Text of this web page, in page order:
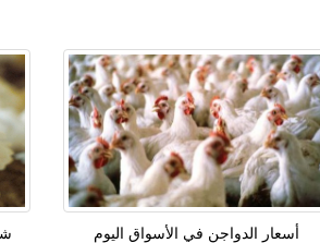
أسعار الدواجن في الأسواق اليوم